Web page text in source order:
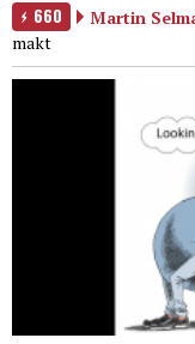
660 Martin
makt